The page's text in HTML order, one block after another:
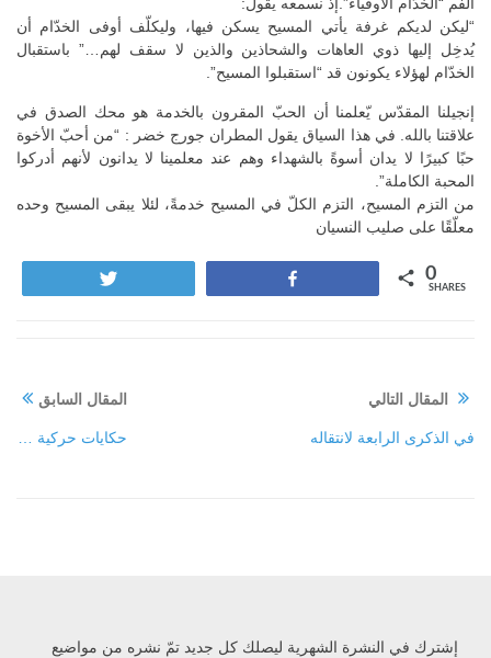
“ليكن لديكم غرفة يأتي المسيح يسكن فيها، وليكلّف أوفى الخدّام أن
يُدخِل إليها ذوي العاهات والشحاذين والذين لا سقف لهم…” باستقبال
الخدّام لهؤلاء يكونون قد “استقبلوا المسيح”.
إنجيلنا المقدّس يّعلمنا أن الحبّ المقرون بالخدمة هو محك الصدق في
علاقتنا بالله. في هذا السياق يقول المطران جورج خضر : “من أحبّ الأخوة
حبًا كبيرًا لا يدان أسوةً بالشهداء وهم عند معلمينا لا يدانون لأنهم أدركوا
المحبة الكاملة”.
من التزم المسيح، التزم الكلّ في المسيح خدمةً، لئلا يبقى المسيح وحده
معلّقًا على صليب النسيان
0
SHARES
المقال السابق
حكايات حركية …
المقال التالي
في الذكرى الرابعة لانتقاله
إشترك في النشرة الشهرية ليصلك كل جديد تمّ نشره من مواضيع